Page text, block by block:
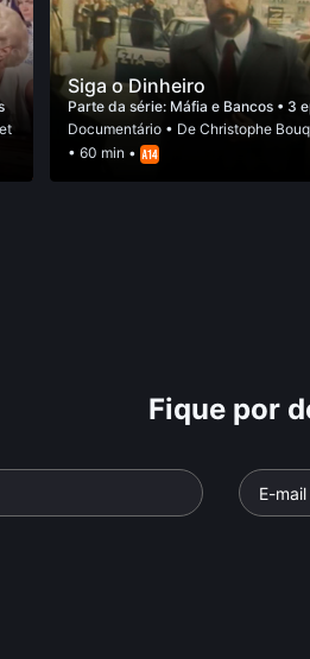
Siga o Dinheiro
Parte da série: Máfia e Bancos • 3
Documentário• De Christophe
• 60 min •
Fique por